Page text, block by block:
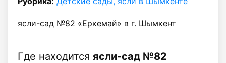
ясли-сад №82 «Еркемай» в г. Шымкент
Где находится ясли-сад №82